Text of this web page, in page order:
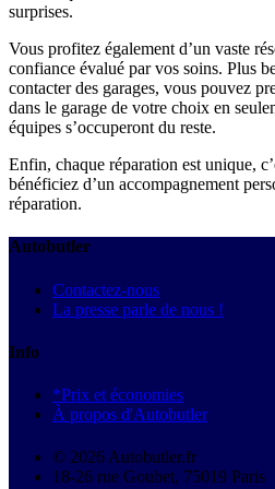
surprises.
Vous profitez également d’un vaste
confiance évalué par vos soins. Plus
contacter des garages, vous pouvez
dans le garage de votre choix en
équipes s’occuperont du reste.
Enfin, chaque réparation est unique,
bénéficiez d’un accompagnement
réparation.
Autobutler
Contactez-nous
La presse parle de nous !
Info
*Prix et économies
À propos d'Autobutler
© 2026 Autobutler.fr
18-26 rue Goubet, 75019 Paris